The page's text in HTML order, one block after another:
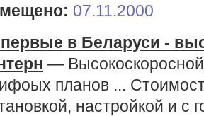
07.11.2000
в Беларуси -
— Высокоскоросной
планов ...
настройкой и